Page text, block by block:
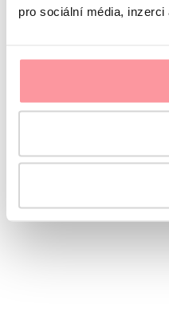
pro sociální média,